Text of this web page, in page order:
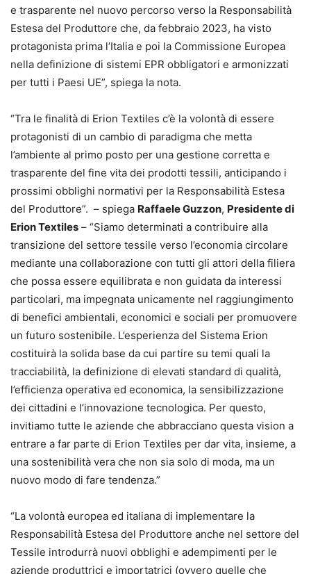
e trasparente nel nuovo percorso verso la Responsabilità
Estesa del Produttore che, da febbraio 2023, ha visto
protagonista prima l’Italia e poi la Commissione Europea
nella definizione di sistemi EPR obbligatori e armonizzati
per tutti i Paesi UE”, spiega la nota.
“Tra le finalità di Erion Textiles c’è la volontà di essere
protagonisti di un cambio di paradigma che metta
l’ambiente al primo posto per una gestione corretta e
trasparente del fine vita dei prodotti tessili, anticipando i
prossimi obblighi normativi per la Responsabilità Estesa
del Produttore”. – spiega Raffaele Guzzon, Presidente di
Erion Textiles – “Siamo determinati a contribuire alla
transizione del settore tessile verso l’economia circolare
mediante una collaborazione con tutti gli attori della filiera
che possa essere equilibrata e non guidata da interessi
particolari, ma impegnata unicamente nel raggiungimento
di benefici ambientali, economici e sociali per promuovere
un futuro sostenibile. L’esperienza del Sistema Erion
costituirà la solida base da cui partire su temi quali la
tracciabilità, la definizione di elevati standard di qualità,
l’efficienza operativa ed economica, la sensibilizzazione
dei cittadini e l’innovazione tecnologica. Per questo,
invitiamo tutte le aziende che abbracciano questa vision a
entrare a far parte di Erion Textiles per dar vita, insieme, a
una sostenibilità vera che non sia solo di moda, ma un
nuovo modo di fare tendenza.”
“La volontà europea ed italiana di implementare la
Responsabilità Estesa del Produttore anche nel settore del
Tessile introdurrà nuovi obblighi e adempimenti per le
aziende produttrici e importatrici (ovvero quelle che